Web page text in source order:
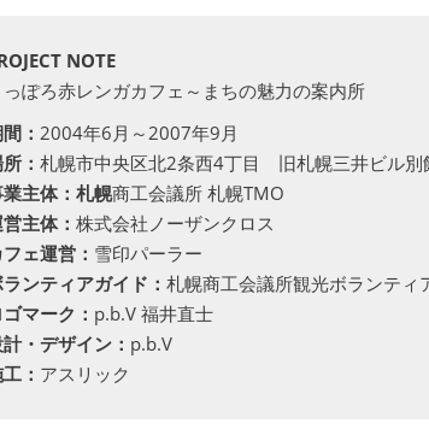
NOTE
っぽろ赤レンガカフェ～まちの魅力の案内所
： 2004年6月～2007年9月
： 札幌市中央区北2条西4丁目 旧札幌三井ビル別
主体：札幌商工会議所 札幌TMO
主体： 株式会社ノーザンクロス
ェ運営： 雪印パーラー
ンティアガイド： 札幌商工会議所観光ボランティ
ゴマーク： p.b.V 福井直士
・デザイン： p.b.V
： アスリック